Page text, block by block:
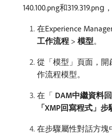
140.100.png和319.319.png
在Experience
工作流程 > 模型。
從「模型」頁面，開
作流程模型。
在「 DAM中繼資料
「XMP回寫程式」步
在步驟屬性對話方塊